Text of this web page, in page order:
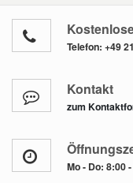
Telefon: +49
Kontakt
zum
Mo - Do: 8:00